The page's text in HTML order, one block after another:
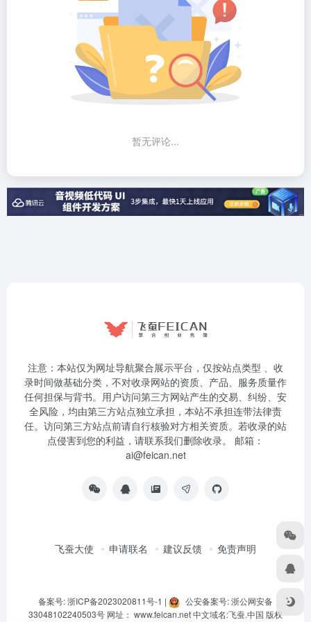
暂无评论...
注意：本站仅为网址导航聚合展示平台，仅按站点类型 、收
录时间做基础分类，不对收录网站的资质、产品、服务质量作
任何担保与背书。用户访问第三方网站产生的交易、纠纷、安
全风险，均由第三方站点独立承担，本站不承担连带法律责
任。访问第三方站点前请自行核验对方相关资质。若收录的站
点侵害到您的利益，请联系我们删除收录。 邮箱：
ai@feican.net
飞蚕大使 申请联名 建议反馈 免责声明
备案号: 浙ICP备2023020811号-1 |
公安备案号: 浙公网安备
33048102240503号 网址： www.feican.net中文域名:飞蚕.中国 版权